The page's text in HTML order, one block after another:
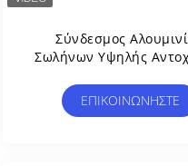
Σύνδεσμος
Σωλήνων Υψηλής
Τεχνολογίας
Ένεση
ΕΠΙΚΟΙΝΩΝΉΣΤΕ